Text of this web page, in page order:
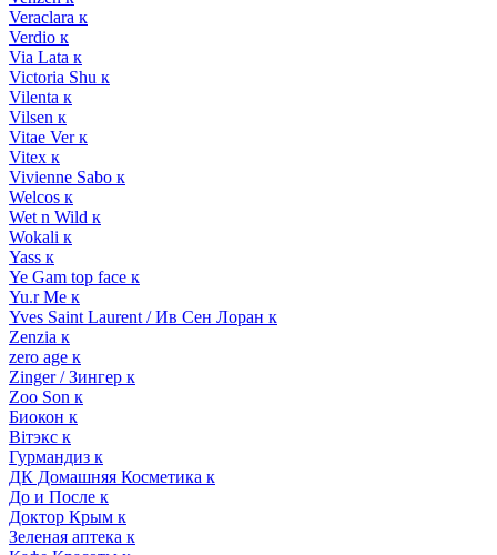
Veraclara к
Verdio к
Via Lata к
Victoria Shu к
Vilenta к
Vilsen к
Vitae Ver к
Vitex к
Vivienne Sabo к
Welcos к
Wet n Wild к
Wokali к
Yass к
Ye Gam top face к
Yu.r Me к
Yves Saint Laurent / Ив Сен Лоран к
Zenzia к
zero age к
Zinger / Зингер к
Zoo Son к
Биокон к
Вiтэкс к
Гурмандиз к
ДК Домашняя Косметика к
До и После к
Доктор Крым к
Зеленая аптека к